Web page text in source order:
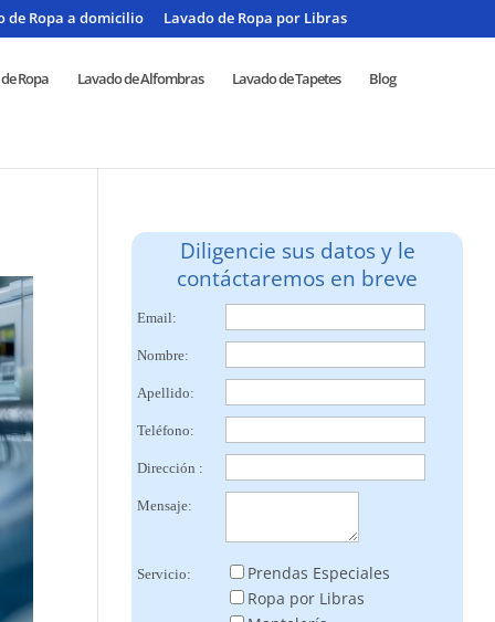
de Ropa a domicilio Lavado de Ropa por Libras
Ropa Lavado de Alfombras Lavado de Tapetes Blog
Diligencie sus datos y le
contáctaremos en breve
Email:
Nombre:
Apellido:
Teléfono:
Dirección :
Mensaje:
Servicio:
Prendas Especiales
Ropa por Libras